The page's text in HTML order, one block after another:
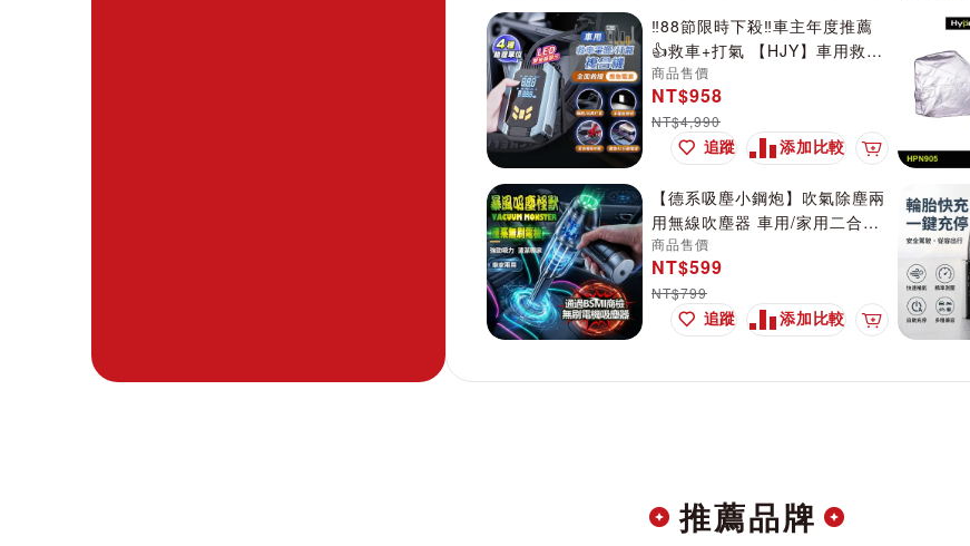
‼️88節限時下殺‼️車主年度推薦
👍救車+打氣 【HJY】車用救車
電源LED顯示複合打氣機AP22
#新款複合打氣機 #一機多用 #
銷售推薦
商品售價
NT$958
NT$4,990
加入購物車
追蹤 添加比較
【德系吸塵小鋼炮】吹氣除塵兩
用無線吹塵器 車用/家用二合一
車用吸/吹塵器 車用便攜式手持
小型吹塵器
商品售價
NT$599
NT$799
加入購物車
追蹤 添加比較
推薦品牌